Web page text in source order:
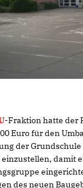
-Fraktion hatte der
Euro für den
der Grundschule
damit
des neuen